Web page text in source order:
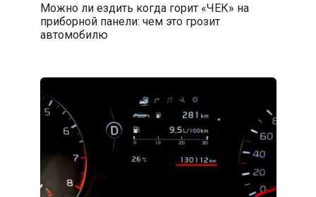
Можно ли ездить когда горит «ЧЕК» на
приборной панели: чем это грозит
автомобилю